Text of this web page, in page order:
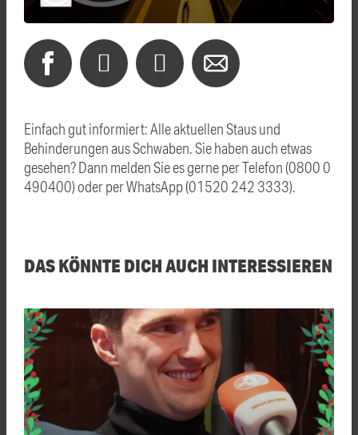
Einfach gut informiert: Alle aktuellen Staus und
Behinderungen aus Schwaben. Sie haben auch etwas
gesehen? Dann melden Sie es gerne per Telefon (0800 0
490400) oder per WhatsApp (01520 242 3333).
DAS KÖNNTE DICH AUCH INTERESSIEREN